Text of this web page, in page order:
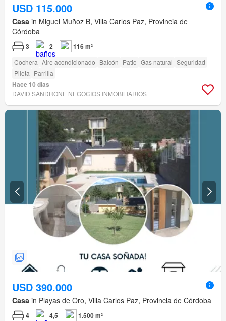
USD 115.000
Casa in Miguel Muñoz B, Villa Carlos Paz, Provincia de
Córdoba
3 2 116 m²
Cochera Aire acondicionado Balcón Patio Gas natural Seguridad
Pileta Parrilla
Hace 10 días
DAVID SANDRONE NEGOCIOS INMOBILIARIOS
USD 390.000
Casa in Playas de Oro, Villa Carlos Paz, Provincia de Córdoba
4 4,5 1.500 m²